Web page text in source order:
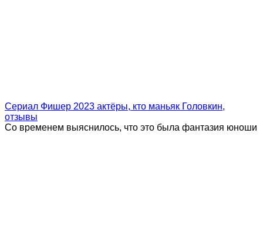
Сериал Фишер 2023 актёры, кто маньяк Головкин,
отзывы
Со временем выяснилось, что это была фантазия юноши